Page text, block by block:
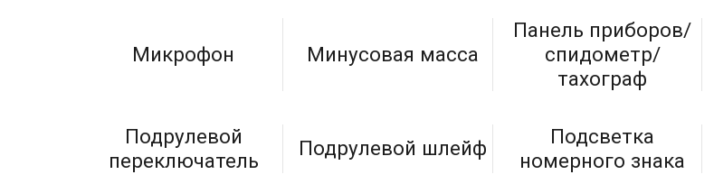
Микрофон Минусовая масса
Панель приборов/
спидометр/
тахограф
Подрулевой
переключатель
Подрулевой шлейф
Подсветка
номерного знака